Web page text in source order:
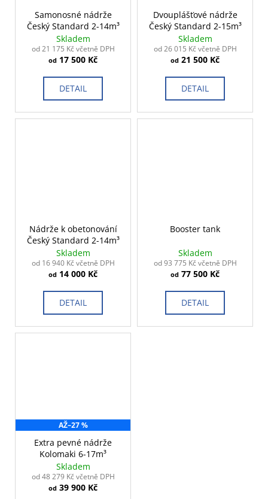
Samonosné nádrže
Český Standard 2-14m³
Skladem
od 21 175 Kč včetně DPH
od 17 500 Kč
DETAIL
Dvouplášťové nádrže
Český Standard 2-15m³
Skladem
od 26 015 Kč včetně DPH
od 21 500 Kč
DETAIL
Nádrže k obetonování
Český Standard 2-14m³
Skladem
od 16 940 Kč včetně DPH
od 14 000 Kč
DETAIL
Booster tank
Skladem
od 93 775 Kč včetně DPH
od 77 500 Kč
DETAIL
AŽ–27 %
Extra pevné nádrže
Kolomaki 6-17m³
Skladem
od 48 279 Kč včetně DPH
od 39 900 Kč